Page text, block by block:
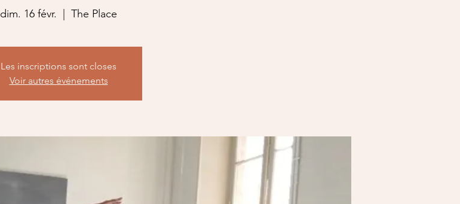
dim. 16 févr. The Place
Les inscriptions sont closes
Voir autres événements